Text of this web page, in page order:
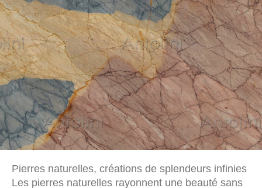
Pierres naturelles, créations de splendeurs infinies
Les pierres naturelles rayonnent une beauté sans